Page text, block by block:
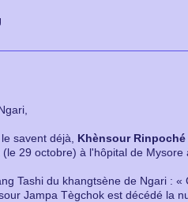
savent déjà, Khènsour
29 octobre) à l'hôpital de Mysore
Tashi du khangtsène de Ngari : «
Jampa Tègchok est décédé la